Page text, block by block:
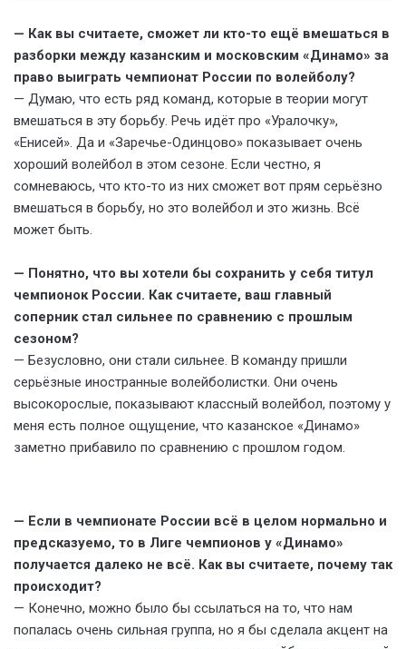
— Как вы считаете, сможет ли кто-то ещё вмешаться в
разборки между казанским и московским «Динамо» за
право выиграть чемпионат России по волейболу?
— Думаю, что есть ряд команд, которые в теории могут
вмешаться в эту борьбу. Речь идёт про «Уралочку»,
«Енисей». Да и «Заречье-Одинцово» показывает очень
хороший волейбол в этом сезоне. Если честно, я
сомневаюсь, что кто-то из них сможет вот прям серьёзно
вмешаться в борьбу, но это волейбол и это жизнь. Всё
может быть.
— Понятно, что вы хотели бы сохранить у себя титул
чемпионок России. Как считаете, ваш главный
соперник стал сильнее по сравнению с прошлым
сезоном?
— Безусловно, они стали сильнее. В команду пришли
серьёзные иностранные волейболистки. Они очень
высокорослые, показывают классный волейбол, поэтому у
меня есть полное ощущение, что казанское «Динамо»
заметно прибавило по сравнению с прошлом годом.
— Если в чемпионате России всё в целом нормально и
предсказуемо, то в Лиге чемпионов у «Динамо»
получается далеко не всё. Как вы считаете, почему так
происходит?
— Конечно, можно было бы ссылаться на то, что нам
попалась очень сильная группа, но я бы сделала акцент на